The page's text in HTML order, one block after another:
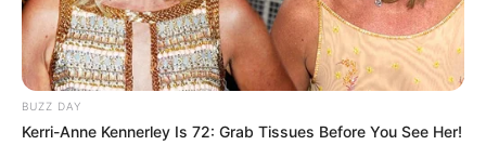
BUZZ DAY
Kerri-Anne Kennerley Is 72: Grab Tissues Before You See Her!